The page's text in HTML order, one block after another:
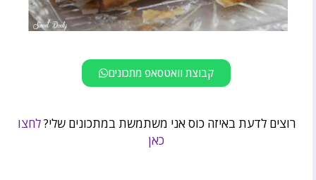
קבוצת וואטסאפ מתכונים
רוצים לדעת באיזה כוס אני משתמשת במתכונים שלי?לחצו
כאן